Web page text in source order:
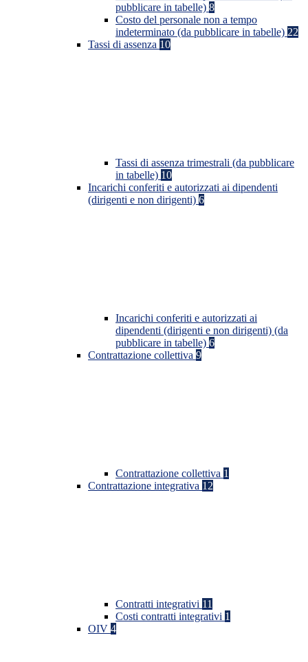
pubblicare in tabelle) 8
Costo del personale non a tempo
indeterminato (da pubblicare in tabelle) 22
Tassi di assenza 10
Tassi di assenza trimestrali (da pubblicare
in tabelle) 10
Incarichi conferiti e autorizzati ai dipendenti
(dirigenti e non dirigenti) 6
Incarichi conferiti e autorizzati ai
dipendenti (dirigenti e non dirigenti) (da
pubblicare in tabelle) 6
Contrattazione collettiva 9
Contrattazione collettiva 1
Contrattazione integrativa 12
Contratti integrativi 11
Costi contratti integrativi 1
OIV 4